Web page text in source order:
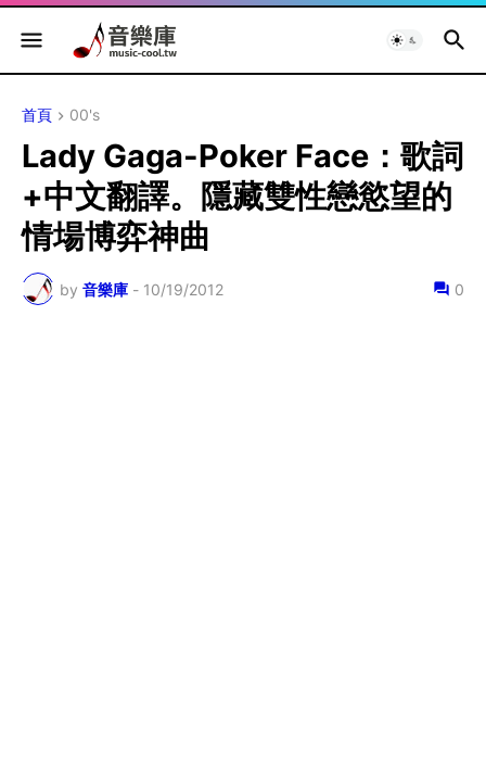
首頁 00's
Lady Gaga-Poker Face：歌詞
+中文翻譯。隱藏雙性戀慾望的
情場博弈神曲
by 音樂庫 - 10/19/2012 0